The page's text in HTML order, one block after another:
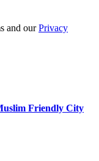
and ourPrivacy
Friendly City